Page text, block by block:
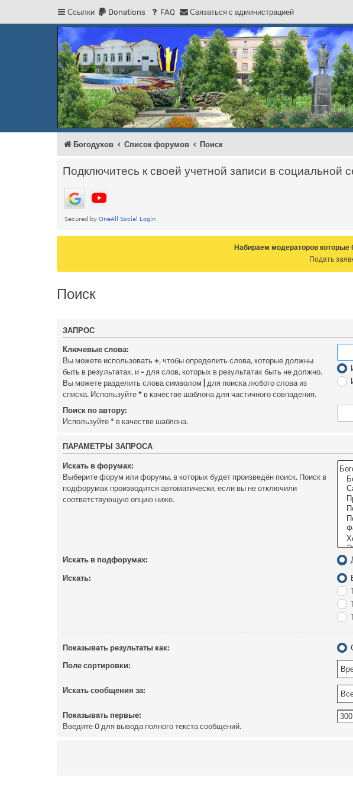
Ссылки Donations FAQ Связаться с администрацией
Регистрация
Форум Богодухова
Богодухов
Богодухов Список форумов Поиск
Подключитесь к своей учетной записи в социальной
Набираем модераторов которые
Подать
Поиск
ЗАПРОС
Ключевые слова:
Вы можете использовать +, чтобы определить слова, которые должны
быть в результатах, и - для слов, которых в результатах быть не должно.
Вы можете разделить слова символом
для поиска любого слова из
списка. Используйте * в качестве шаблона для частичного совпадения.
Поиск по автору:
Используйте * в качестве шаблона.
ПАРАМЕТРЫ ЗАПРОСА
Искать в форумах:
Выберите форум или форумы, в которых будет произведён поиск. Поиск в
подфорумах производится автоматически, если вы не отключили
соответствующую опцию ниже.
Искать в подфорумах:
Искать:
Показывать результаты как:
Поле сортировки:
Искать сообщения за:
Показывать первые:
Введите 0 для вывода полного текста сообщений.